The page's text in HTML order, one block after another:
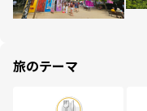
旅のテーマ